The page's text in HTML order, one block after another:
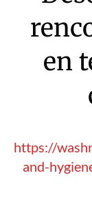
en
https://
and-